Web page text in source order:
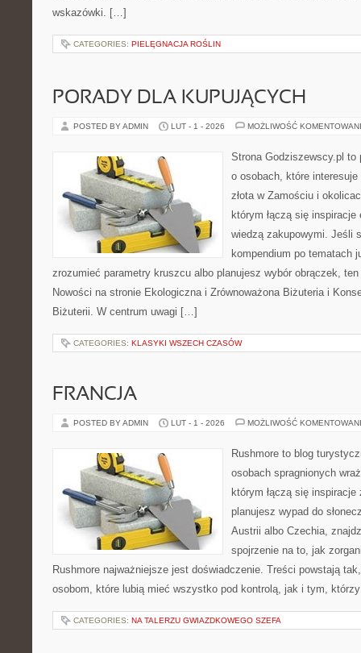
wskazówki. […]
CATEGORIES: PIELĘGNACJA ROŚLIN
PORADY DLA KUPUJĄCYCH
POSTED BY ADMIN LUT - 1 - 2026 MOŻLIWOŚĆ
Strona Godziszewscy.pl to
o osobach, które
złota w Zamościu i
którym łączą się
wiedzą zakupowymi. Jeśli
kompendium po tematach
zrozumieć parametry kruszcu albo planujesz wybór obrączek,
Nowości na stronie Ekologiczna i Zrównoważona Biżuteria i
Biżuterii. W centrum uwagi […]
CATEGORIES: KLASYKI WSZECH CZASÓW
FRANCJA
POSTED BY ADMIN LUT - 1 - 2026 MOŻLIWOŚĆ
Rushmore to blog
osobach spragnionych
którym łączą się
planujesz wypad do
Austrii albo Czechia,
spojrzenie na to, jak
Rushmore najważniejsze jest doświadczenie. Treści powstają
osobom, które lubią mieć wszystko pod kontrolą, jak i tym,
CATEGORIES: NA TALERZU GWIAZDKOWEGO SZEFA